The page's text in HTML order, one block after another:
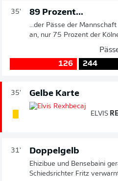
35' 89 Prozent...
...der Pässe der
an, nur 75 Prozent der
126
244
35' Gelbe Karte
ELVIS
31' Doppelgelb
Ehizibue und Bensebaini
Schiedsrichter Fritz